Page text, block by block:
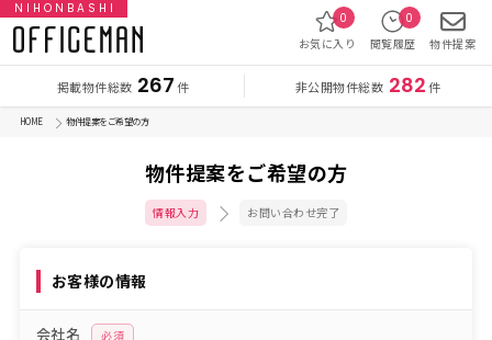
NIHONBASHI
掲載物件総数 267 件 非公開物件総数 282件
お気に入り
0
閲覧履歴
0
物件提案
HOME 物件提案をご希望の方
物件提案をご希望の方
情報入力 お問い合わせ完了
お客様の情報
会社名 必須